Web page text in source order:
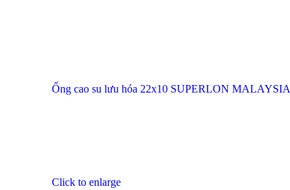
Ống cao su lưu hóa 22x10 SUPERLON
Click to enlarge